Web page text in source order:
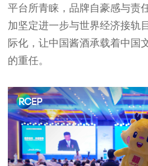
平台所青睐，品牌自豪感与责
加坚定进一步与世界经济接轨
际化，让中国酱酒承载着中国
的重任。